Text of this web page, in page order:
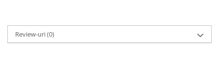
Review-uri(0)